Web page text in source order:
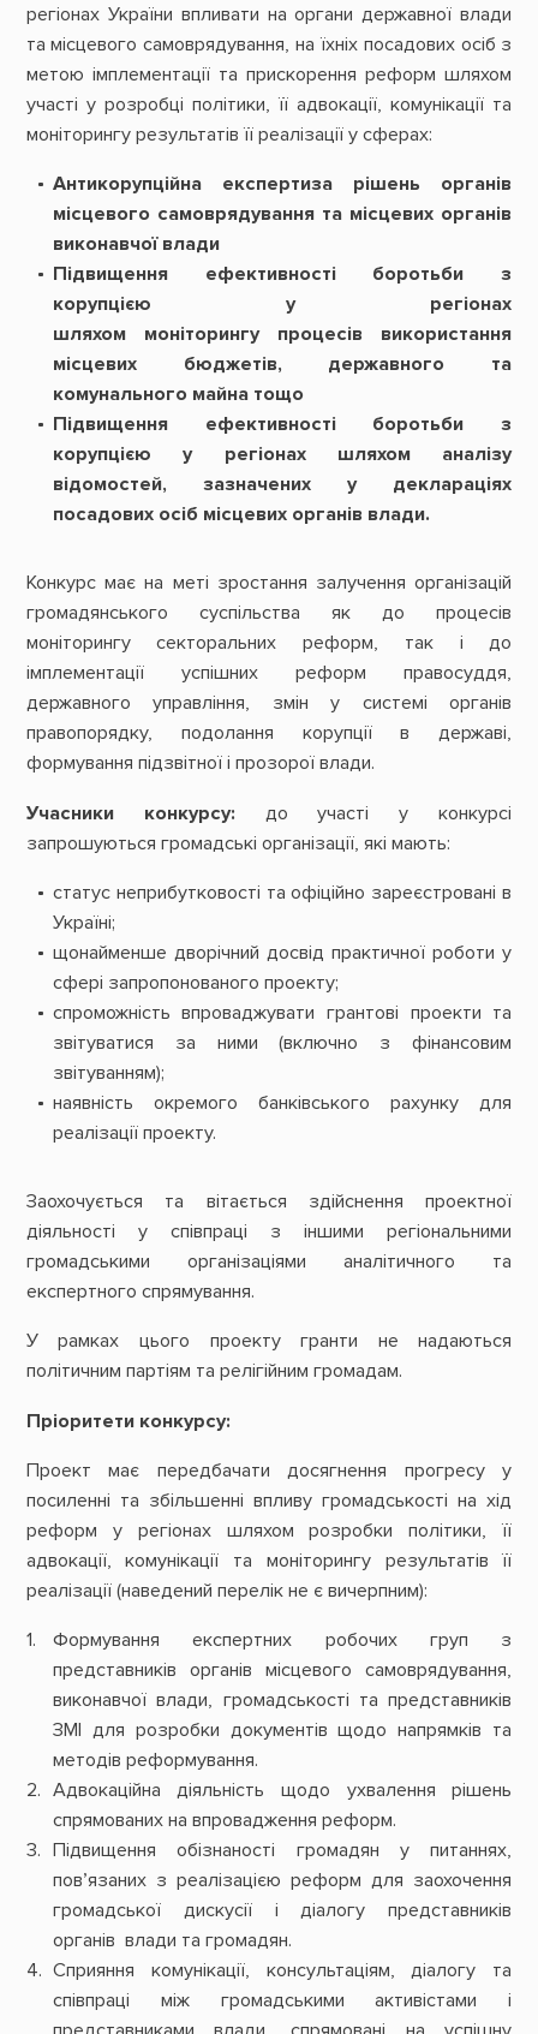
регіонах України впливати на органи державної влади
та місцевого самоврядування, на їхніх посадових осіб з
метою імплементації та прискорення реформ шляхом
участі у розробці політики, її адвокації, комунікації та
моніторингу результатів її реалізації у сферах:
Антикорупційна експертиза рішень органів
місцевого самоврядування та місцевих органів
виконавчої влади
Підвищення ефективності боротьби з
корупцією у регіонах
шляхом моніторингу процесів використання
місцевих бюджетів, державного та
комунального майна тощо
Підвищення ефективності боротьби з
корупцією у регіонах шляхом аналізу
відомостей, зазначениху деклараціях
посадових осіб місцевих органів влади.
Конкурс має на меті зростання залучення організацій
громадянського суспільства як до процесів
моніторингу секторальних реформ, так і до
імплементації успішних реформ правосуддя,
державного управління, змін у системі органів
правопорядку, подолання корупції в державі,
формування підзвітної і прозорої влади.
Учасники конкурсу: до участі у конкурсі
запрошуються громадські організації, які мають:
статус неприбутковості та офіційно зареєстровані в
Україні;
щонайменше дворічний досвід практичної роботи у
сфері запропонованого проекту;
спроможність впроваджувати грантові проекти та
звітуватися за ними (включно з фінансовим
звітуванням);
наявність окремого банківського рахунку для
реалізації проекту.
Заохочується та вітається здійснення проектної
діяльності у співпраці з іншими регіональними
громадськими організаціями аналітичного та
експертного спрямування.
У рамках цього проекту гранти не надаються
політичним партіям та релігійним громадам.
Пріоритети конкурсу:
Проект має передбачати досягнення прогресу у
посиленні та збільшенні впливу громадськості на хід
реформ у регіонах шляхом розробки політики, її
адвокації, комунікації та моніторингу результатів її
реалізації (наведений перелік не є вичерпним):
Формування експертних робочих груп з
представників органів місцевого самоврядування,
виконавчої влади, громадськості та представників
ЗМІ для розробки документів щодо напрямків та
методів реформування.
Адвокаційна діяльність щодо ухвалення рішень
спрямованих на впровадження реформ.
Підвищення обізнаності громадян у питаннях,
пов’язаних з реалізацією реформ для заохочення
громадської дискусії і діалогу представників
органів влади та громадян.
Сприяння комунікації, консультаціям, діалогу та
співпраці між громадськими активістами і